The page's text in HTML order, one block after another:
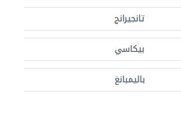
تانجيرانج
بيكاسي
باليمبانغ